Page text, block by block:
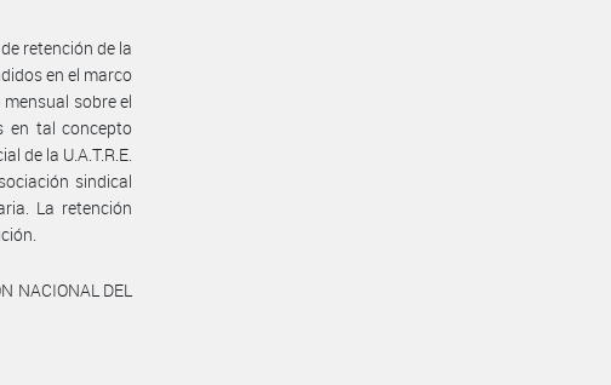
retención de la
en el marco
mensual sobre el
en tal concepto
de la U.A.T.R.E.
sindical
La retención
NACIONAL DEL